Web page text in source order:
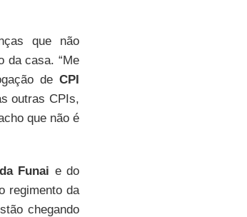
que não
da casa. “Me
de CPI
outras CPIs,
que não é
Funai e do
regimento da
chegando